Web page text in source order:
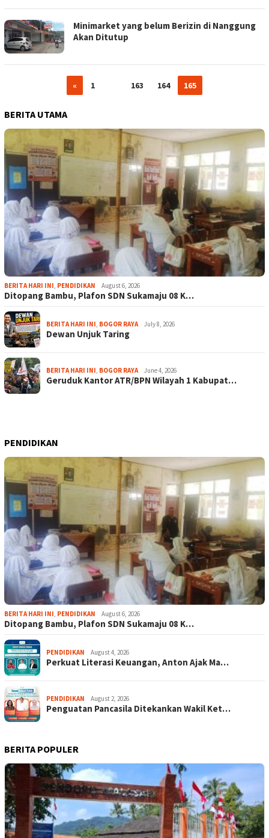
Minimarket yang belum Berizin di Nanggung
Akan Ditutup
« 1 163 164 165
BERITA UTAMA
BERITA HARI INI, PENDIDIKAN August 6, 2026
Ditopang Bambu, Plafon SDN Sukamaju 08 K…
BERITA HARI INI, BOGOR RAYA July 8, 2026
Dewan Unjuk Taring
BERITA HARI INI, BOGOR RAYA June 4, 2026
Geruduk Kantor ATR/BPN Wilayah 1 Kabupat…
PENDIDIKAN
BERITA HARI INI, PENDIDIKAN August 6, 2026
Ditopang Bambu, Plafon SDN Sukamaju 08 K…
PENDIDIKAN August 4, 2026
Perkuat Literasi Keuangan, Anton Ajak Ma…
PENDIDIKAN August 2, 2026
Penguatan Pancasila Ditekankan Wakil Ket…
BERITA POPULER